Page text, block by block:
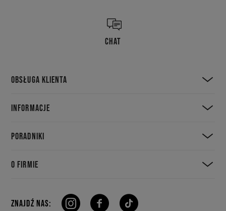
CHAT
OBSŁUGA KLIENTA
INFORMACJE
PORADNIKI
O FIRMIE
ZNAJDŹ NAS: